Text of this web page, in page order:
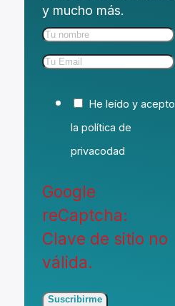
y mucho más.
He leído y acepto
la política de
privacodad
Google
reCaptcha:
Clave de sitio no
válida.
Suscribirme